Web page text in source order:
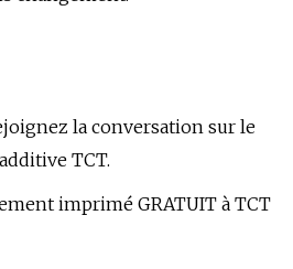
la conversation sur le
TCT.
imprimé GRATUIT à TCT